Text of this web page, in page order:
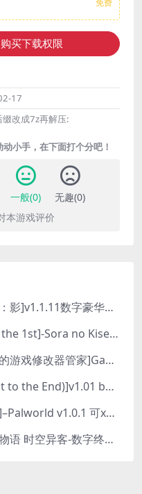
购买下载权限
17
改成7z再解压:
小手，在下面打个分吧！
一般(0) 无趣(0)
本游戏评价
[刺客信条：影]v1.1.11数字豪华版全DLC
[空之轨迹 the 1st]-Sora no Kiseki the 1st-更新至v1.06.4-全DLC
[免费好用的游戏修改器管家]Game Cheats Manager
[尘末(Dust to the End)]v1.01 build9321107
[幻兽帕鲁]–Palworld v1.0.1 可xbox联机
[数码宝贝物语 时空异客-数字终极版]- Digimon Story Time Stranger-Build.23514637